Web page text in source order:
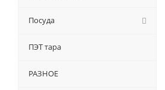
Посуда
ПЭТ тара
РАЗНОЕ